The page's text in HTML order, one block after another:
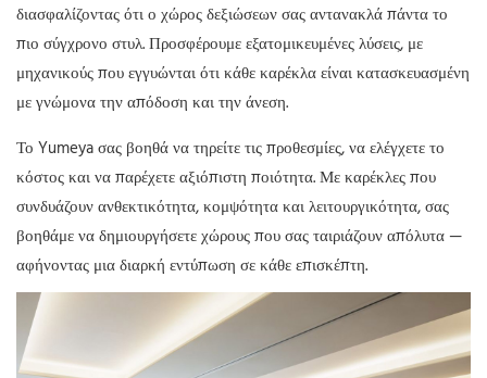
διασφαλίζοντας ότι ο χώρος δεξιώσεων σας αντανακλά πάντα το
πιο σύγχρονο στυλ. Προσφέρουμε εξατομικευμένες λύσεις, με
μηχανικούς που εγγυώνται ότι κάθε καρέκλα είναι κατασκευασμένη
με γνώμονα την απόδοση και την άνεση.
Το Yumeya σας βοηθά να τηρείτε τις προθεσμίες, να ελέγχετε το
κόστος και να παρέχετε αξιόπιστη ποιότητα. Με καρέκλες που
συνδυάζουν ανθεκτικότητα, κομψότητα και λειτουργικότητα, σας
βοηθάμε να δημιουργήσετε χώρους που σας ταιριάζουν απόλυτα —
αφήνοντας μια διαρκή εντύπωση σε κάθε επισκέπτη.